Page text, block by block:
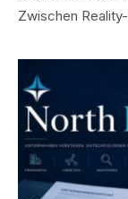
Zwischen